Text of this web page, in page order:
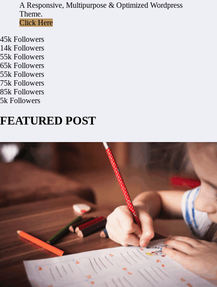
A Responsive, Multipurpose & Optimized Wordpress
Theme.
Click Here
45k Followers
14k Followers
55k Followers
65k Followers
55k Followers
75k Followers
85k Followers
5k Followers
FEATURED POST